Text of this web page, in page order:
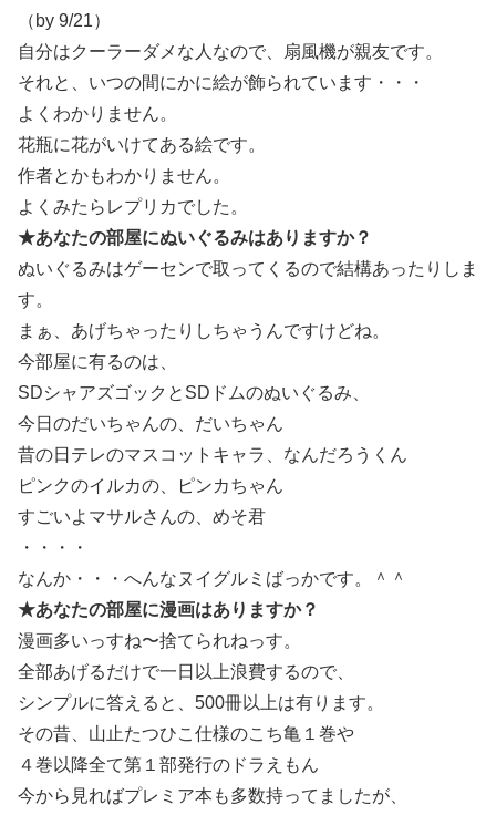
（by 9/21）
自分はクーラーダメな人なので、扇風機が親友です。
それと、いつの間にかに絵が飾られています・・・
よくわかりません。
花瓶に花がいけてある絵です。
作者とかもわかりません。
よくみたらレプリカでした。
★あなたの部屋にぬいぐるみはありますか？
ぬいぐるみはゲーセンで取ってくるので結構あったりしま
す。
まぁ、あげちゃったりしちゃうんですけどね。
今部屋に有るのは、
SDシャアズゴックとSDドムのぬいぐるみ、
今日のだいちゃんの、だいちゃん
昔の日テレのマスコットキャラ、なんだろうくん
ピンクのイルカの、ピンカちゃん
すごいよマサルさんの、めそ君
・・・・
なんか・・・へんなヌイグルミばっかです。＾＾
★あなたの部屋に漫画はありますか？
漫画多いっすね〜捨てられねっす。
全部あげるだけで一日以上浪費するので、
シンプルに答えると、500冊以上は有ります。
その昔、山止たつひこ仕様のこち亀１巻や
４巻以降全て第１部発行のドラえもん
今から見ればプレミア本も多数持ってましたが、